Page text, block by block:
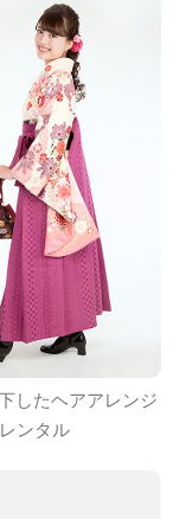
したヘアアレンジ
ンタル